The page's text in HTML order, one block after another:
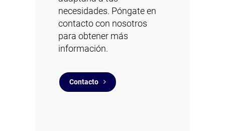
necesidades. Póngate en
contacto con nosotros
para obtener más
información.
Contacto